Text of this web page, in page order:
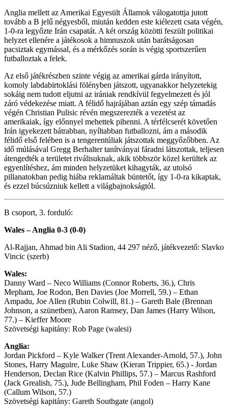
Anglia mellett az Amerikai Egyesült Államok válogatottja jutott
tovább a B jelű négyesből, miután kedden este kiélezett csata végén,
1-0-ra legyőzte Irán csapatát. A két ország közötti feszült politikai
helyzet ellenére a játékosok a himnuszok után barátságosan
pacsiztak egymással, és a mérkőzés során is végig sportszerűen
futballoztak a felek.
Az első játékrészben szinte végig az amerikai gárda irányított,
komoly labdabirtoklási fölényben játszott, ugyanakkor helyzetekig
sokáig nem tudott eljutni az irániak rendkívül fegyelmezett és jól
záró védekezése miatt. A félidő hajrájában aztán egy szép támadás
végén Christian Pulisic révén megszerezték a vezetést az
amerikaiak, így előnnyel mehettek pihenni. A térfélcserét követően
Irán igyekezett bátrabban, nyíltabban futballozni, ám a második
félidő első felében is a tengerentúliak játszottak meggyőzőbben. Az
idő múlásával Gregg Berhalter tanítványai fáradni látszottak, teljesen
átengedték a területet riválisuknak, akik többször közel kerültek az
egyenlítéshez, ám minden helyzetüket kihagyták, az utolsó
pillanatokban pedig hiába reklamáltak büntetőt, így 1-0-ra kikaptak,
és ezzel búcsúzniuk kellett a világbajnokságtól.
B csoport, 3. forduló:
Wales – Anglia 0-3 (0-0)
Al-Rajjan, Ahmad bin Ali Stadion, 44 297 néző, játékvezető: Slavko
Vincic (szerb)
Wales:
Danny Ward – Neco Williams (Connor Roberts, 36.), Chris
Mepham, Joe Rodon, Ben Davies (Joe Morrell, 59.) – Ethan
Ampadu, Joe Allen (Rubin Colwill, 81.) – Gareth Bale (Brennan
Johnson, a szünetben), Aaron Ramsey, Dan James (Harry Wilson,
77.) – Kieffer Moore
Szövetségi kapitány: Rob Page (walesi)
Anglia:
Jordan Pickford – Kyle Walker (Trent Alexander-Arnold, 57.), John
Stones, Harry Maguire, Luke Shaw (Kieran Trippier, 65.) - Jordan
Henderson, Declan Rice (Kalvin Phillips, 57.) – Marcus Rashford
(Jack Grealish, 75.), Jude Bellingham, Phil Foden – Harry Kane
(Callum Wilson, 57.)
Szövetségi kapitány: Gareth Southgate (angol)